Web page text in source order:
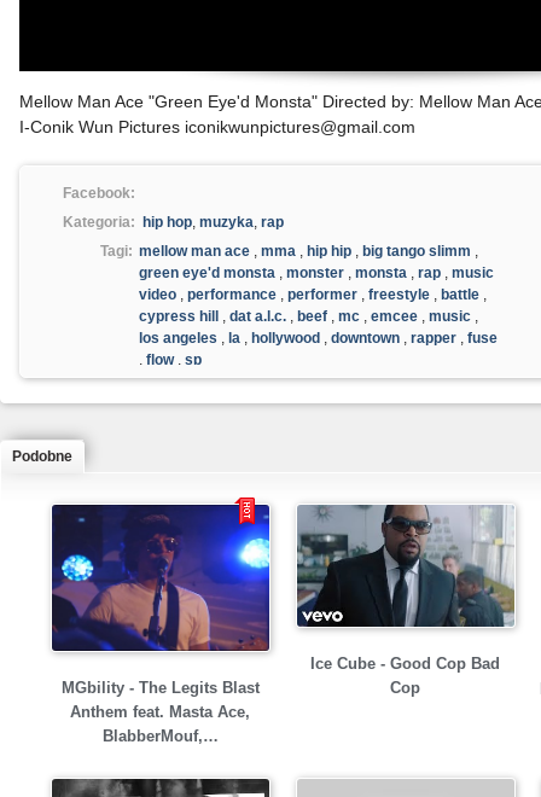
Mellow Man Ace "Green Eye'd Monsta" Directed by: Mellow Man
I-Conik Wun Pictures iconikwunpictures@gmail.com
Facebook:
Kategoria:
hip hop, muzyka, rap
Tagi: mellow man ace , mma , hip hip , big tango slimm ,
green eye'd monsta , monster , monsta , rap , music
video , performance , performer , freestyle , battle ,
cypress hill
, dat a.l.c. , beef , mc , emcee , music ,
los angeles , la , hollywood , downtown , rapper , fuse
, flow, sp
Podobne
MGbility - The Legits Blast
Anthem feat. Masta Ace,
BlabberMouf,…
Ice Cube - Good Cop Bad
Cop